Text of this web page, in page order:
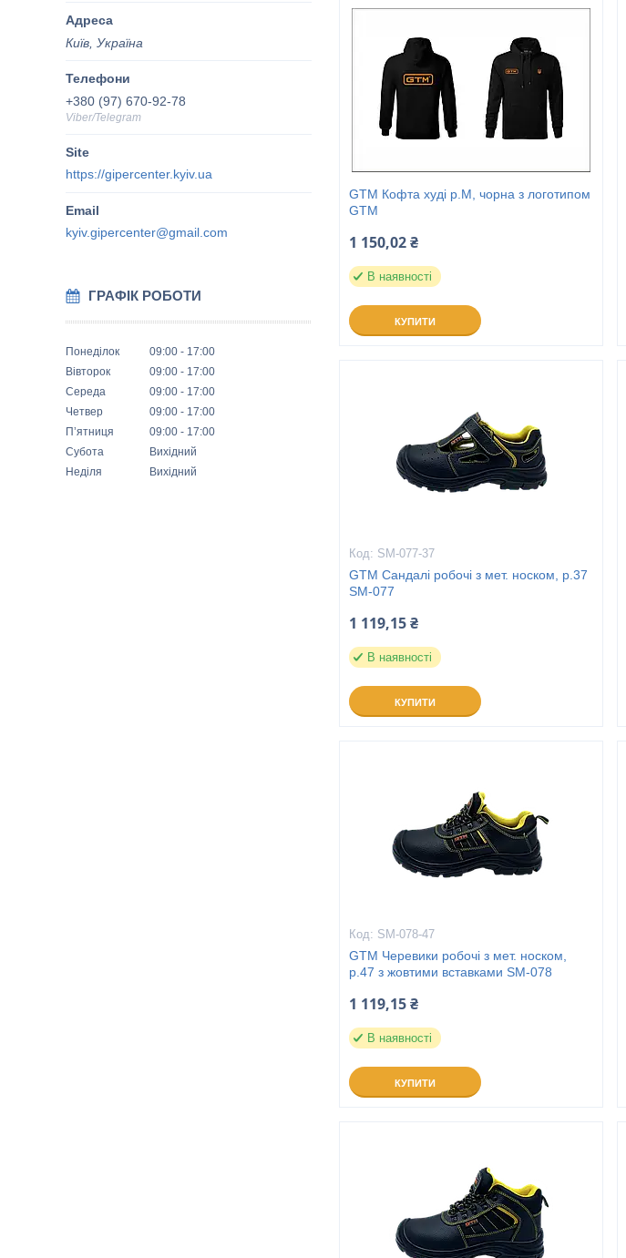
Київ, Україна
+380 (97) 670-92-78
Viber/Telegram
https://gipercenter.kyiv.ua
kyiv.gipercenter@gmail.com
ГРАФІК РОБОТИ
Понеділок 09:00
17:00
Вівторок
09:00
17:00
Середа
09:00
17:00
Четвер
09:00
17:00
Пʼятниця
09:00
17:00
Субота
Вихідний
Неділя
Вихідний
GTM Кофта худі р.М, чорна з логотипом
GTM
1 150,02 ₴
В наявності
КУПИТИ
SM-077-37
GTM Сандалі робочі з мет. носком, р.37
SM-077
1 119,15 ₴
В наявності
КУПИТИ
SM-078-47
GTM Черевики робочі з мет. носком,
р.47 з жовтими вставками SM-078
1 119,15 ₴
В наявності
КУПИТИ